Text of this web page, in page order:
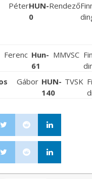
PéterHUN-
0
Rendező
Ferenc Hun-
61
MMVSC
Gábor HUN-
140
TVSK